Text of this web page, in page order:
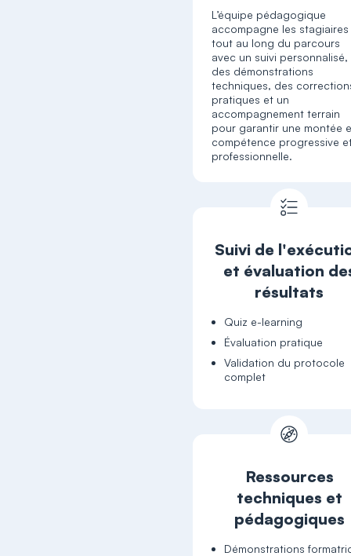
L’équipe pédagogique
accompagne les stagiaires
tout au long du parcours
avec un suivi personnalisé,
des démonstrations
techniques, des
pratiques et un
accompagnement terrain
pour garantir une montée
compétence progressive
professionnelle.
Suivi de
et évaluation
résultats
Quiz e-learning
Évaluation pratique
Validation du protocole
complet
Ressources
techniques et
pédagogiques
Démonstrations